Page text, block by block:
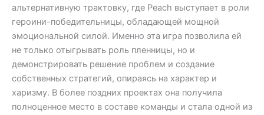
альтернативную трактовку, где Peach выступает в роли
героини-победительницы, обладающей мощной
эмоциональной силой. Именно эта игра позволила ей
не только отыгрывать роль пленницы, но и
демонстрировать решение проблем и создание
собственных стратегий, опираясь на характер и
харизму. В более поздних проектах она получила
полноценное место в составе команды и стала одной из